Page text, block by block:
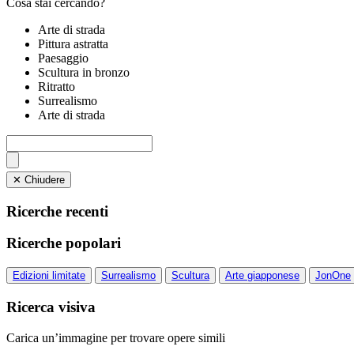
Cosa stai cercando?
Arte di strada
Pittura astratta
Paesaggio
Scultura in bronzo
Ritratto
Surrealismo
Arte di strada
✕ Chiudere
Ricerche recenti
Ricerche popolari
Edizioni limitate Surrealismo Scultura Arte giapponese JonOne
Ricerca visiva
Carica un’immagine per trovare opere simili